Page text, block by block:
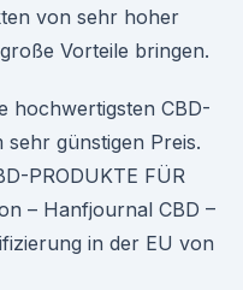
von sehr hoher
Vorteile bringen.
hochwertigsten CBD-
günstigen Preis.
PRODUKTE FÜR
– Hanfjournal CBD –
in der EU von